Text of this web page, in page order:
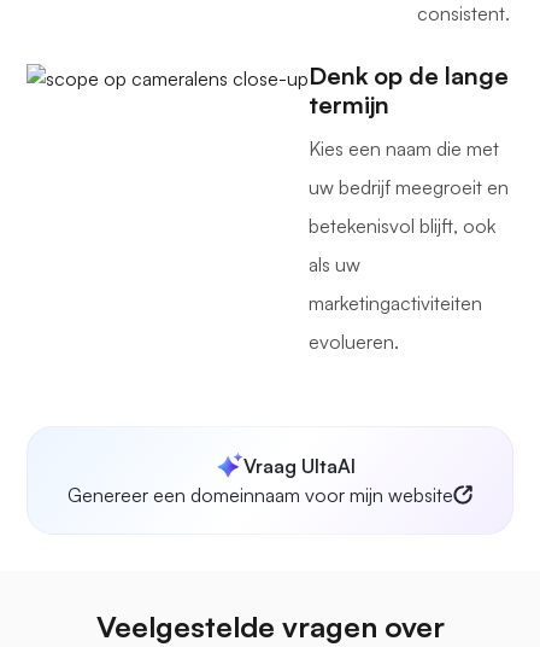
consistent.
Denk op de lange
termijn
Kies een naam die met
uw bedrijf meegroeit en
betekenisvol blijft, ook
als uw
marketingactiviteiten
evolueren.
Vraag UltaAI
Genereer een domeinnaam voor mijn website
Veelgestelde vragen over